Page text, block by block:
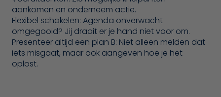
aankomen en onderneem actie.
Flexibel schakelen: Agenda onverwacht
omgegooid? Jij draait er je hand niet voor om.
Presenteer altijd een plan B: Niet alleen melden dat
iets misgaat, maar ook aangeven hoe je het
oplost.